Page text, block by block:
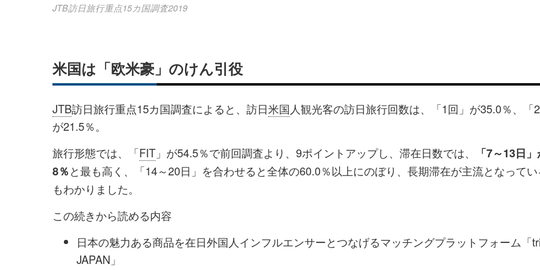
JTB訪日旅行重点15カ国調査2019
米国は「欧米豪」のけん引役
JTB訪日旅行重点15カ国調査によると、訪日米国人観光客の訪日旅行回数は、「1回」が35.0％、「2
が21.5％。
旅行形態では、「FIT 」が54.5％で前回調査より、9ポイントアップし、滞在日数では、
「7～13日
8％と最も高く、「14～20日」を合わせると全体の60.0％以上にのぼり、長期滞在が主流となってい
もわかりました。
この続きから読める内容
日本の魅力ある商品を在日外国人インフルエンサーとつなげるマッチングプラットフォーム「
JAPAN」